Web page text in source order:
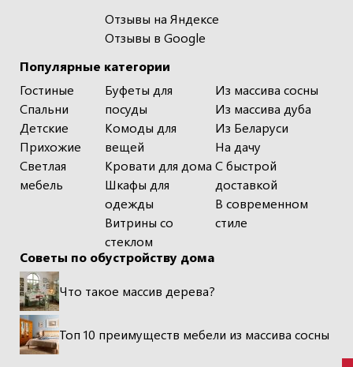
Популярные категории
Гостиные
Спальни
Детские
Прихожие
Светлая
мебель
Буфеты для
посуды
Комоды для
вещей
Кровати для дома
Шкафы для
одежды
Витрины со
стеклом
Из массива сосны
Из массива дуба
Из Беларуси
На дачу
С быстрой
доставкой
В современном
стиле
Отзывы на Яндексе
Отзывы в Google
Советы по обустройству дома
Что такое массив дерева?
Топ 10 преимуществ мебели из массива сосны